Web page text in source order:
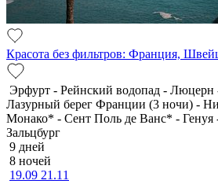
Красота без фильтров: Франция,
Эрфурт - Рейнский водопад -
Лазурный берег Франции (3 ночи) -
Монако* - Сент Поль де Ванс* -
Зальцбург
9 дней
8 ночей
19.09 21.11